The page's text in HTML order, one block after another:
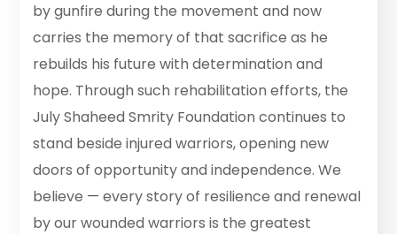
by gunfire during the movement and now
carries the memory of that sacrifice as he
rebuilds his future with determination and
hope. Through such rehabilitation efforts, the
July Shaheed Smrity Foundation continues to
stand beside injured warriors, opening new
doors of opportunity and independence. We
believe — every story of resilience and renewal
by our wounded warriors is the greatest